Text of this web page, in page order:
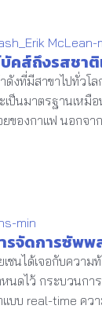
คส์ถึงรสชา
ดังที่มีสาขาไปทั่วโ
เป็นมาตรฐานเหมื
ของกาแฟ นอกจ
รจัดการซัพพ
ชนได้เจอกับความ
นดไว้ กระบวนกา
บบ real-time คว